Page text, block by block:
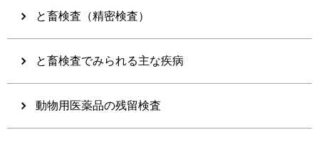
と畜検査（精密検査）
と畜検査でみられる主な疾病
動物用医薬品の残留検査